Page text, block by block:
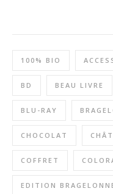
100% BIO
BD BEAU LIVRE
BLU-RAY
CHOCOLAT
COFFRET
EDITION